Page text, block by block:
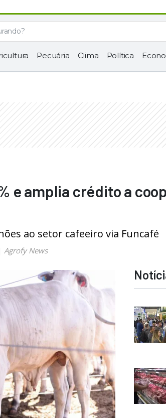
Pecuária Clima Política
e amplia crédito a
ao setor cafeeiro via Funcafé
Agrofy News